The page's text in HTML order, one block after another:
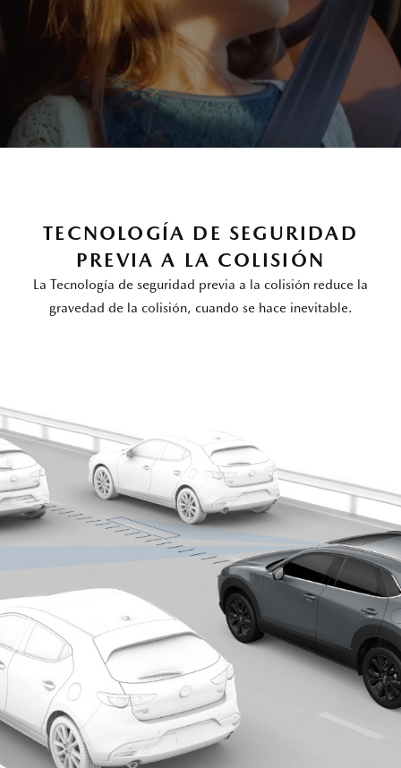
TECNOLOGÍA DE SEGURIDAD
PREVIA A LA COLISIÓN
La Tecnología de seguridad previa a la colisión reduce la
gravedad de la colisión, cuando se hace inevitable.